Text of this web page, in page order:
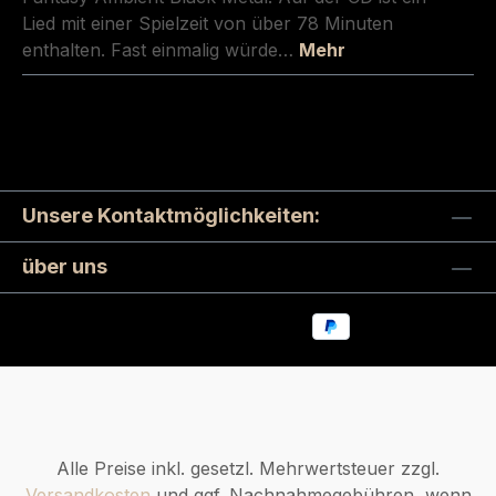
Lied mit einer Spielzeit von über 78 Minuten
enthalten. Fast einmalig würde… Mehr
Unsere Kontaktmöglichkeiten:
über uns
Alle Preise inkl. gesetzl. Mehrwertsteuer zzgl.